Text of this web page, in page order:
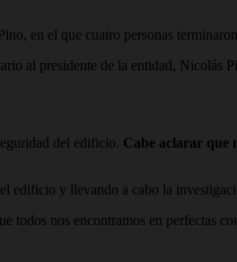
en el que cuatro personas
al presidente de la entidad, Nicolás
del edificio. Cabe aclarar que
edificio y llevando a cabo la
todos nos encontramos en perfectas